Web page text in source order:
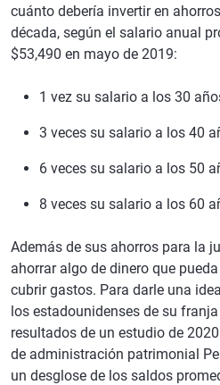
cuánto debería invertir en
década, según el salario anual
$53,490 en mayo de 2019:
1 vez su salario a los 30
3 veces su salario a los 40
6 veces su salario a los 50
8 veces su salario a los 60
Además de sus ahorros para la
ahorrar algo de dinero que
cubrir gastos. Para darle una
los estadounidenses de su
resultados de un estudio de
de administración patrimonial
un desglose de los saldos